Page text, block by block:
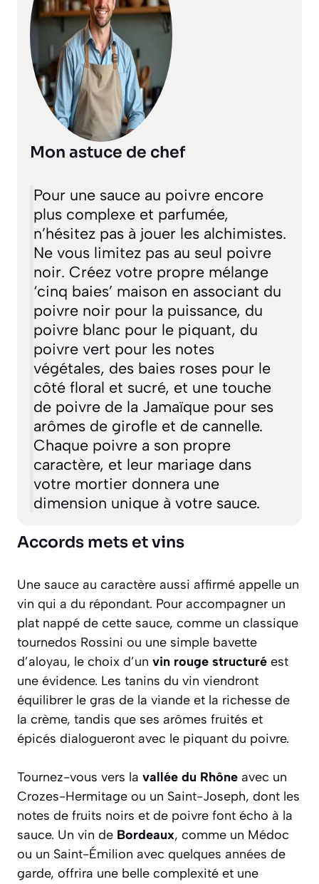
Mon astuce de chef
Pour une sauce au poivre encore
plus complexe et parfumée,
n’hésitez pas à jouer les alchimistes.
Ne vous limitez pas au seul poivre
noir. Créez votre propre mélange
‘cinq baies’ maison en associant du
poivre noir pour la puissance, du
poivre blanc pour le piquant, du
poivre vert pour les notes
végétales, des baies roses pour le
côté floral et sucré, et une touche
de poivre de la Jamaïque pour ses
arômes de girofle et de cannelle.
Chaque poivre a son propre
caractère, et leur mariage dans
votre mortier donnera une
dimension unique à votre sauce.
Accords mets et vins
Une sauce au caractère aussi affirmé appelle un
vin qui a du répondant. Pour accompagner un
plat nappé de cette sauce, comme un classique
tournedos Rossini ou une simple bavette
d’aloyau, le choix d’un vin rouge structuré est
une évidence. Les tanins du vin viendront
équilibrer le gras de la viande et la richesse de
la crème, tandis que ses arômes fruités et
épicés dialogueront avec le piquant du poivre.
Tournez-vous vers la vallée du Rhône avec un
Crozes-Hermitage ou un Saint-Joseph, dont les
notes de fruits noirs et de poivre font écho à la
sauce. Un vin de Bordeaux, comme un Médoc
ou un Saint-Émilion avec quelques années de
garde, offrira une belle complexité et une